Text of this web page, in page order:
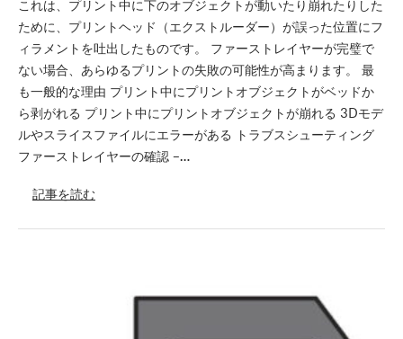
これは、プリント中に下のオブジェクトが動いたり崩れたりした
ために、プリントヘッド（エクストルーダー）が誤った位置にフ
ィラメントを吐出したものです。 ファーストレイヤーが完璧で
ない場合、あらゆるプリントの失敗の可能性が高まります。 最
も一般的な理由 プリント中にプリントオブジェクトがベッドか
ら剥がれる プリント中にプリントオブジェクトが崩れる 3Dモデ
ルやスライスファイルにエラーがある トラブスシューティング
ファーストレイヤーの確認 –…
記事を読む